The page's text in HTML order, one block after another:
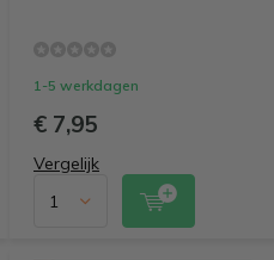
1-5 werkdagen
€ 7,95
Vergelijk